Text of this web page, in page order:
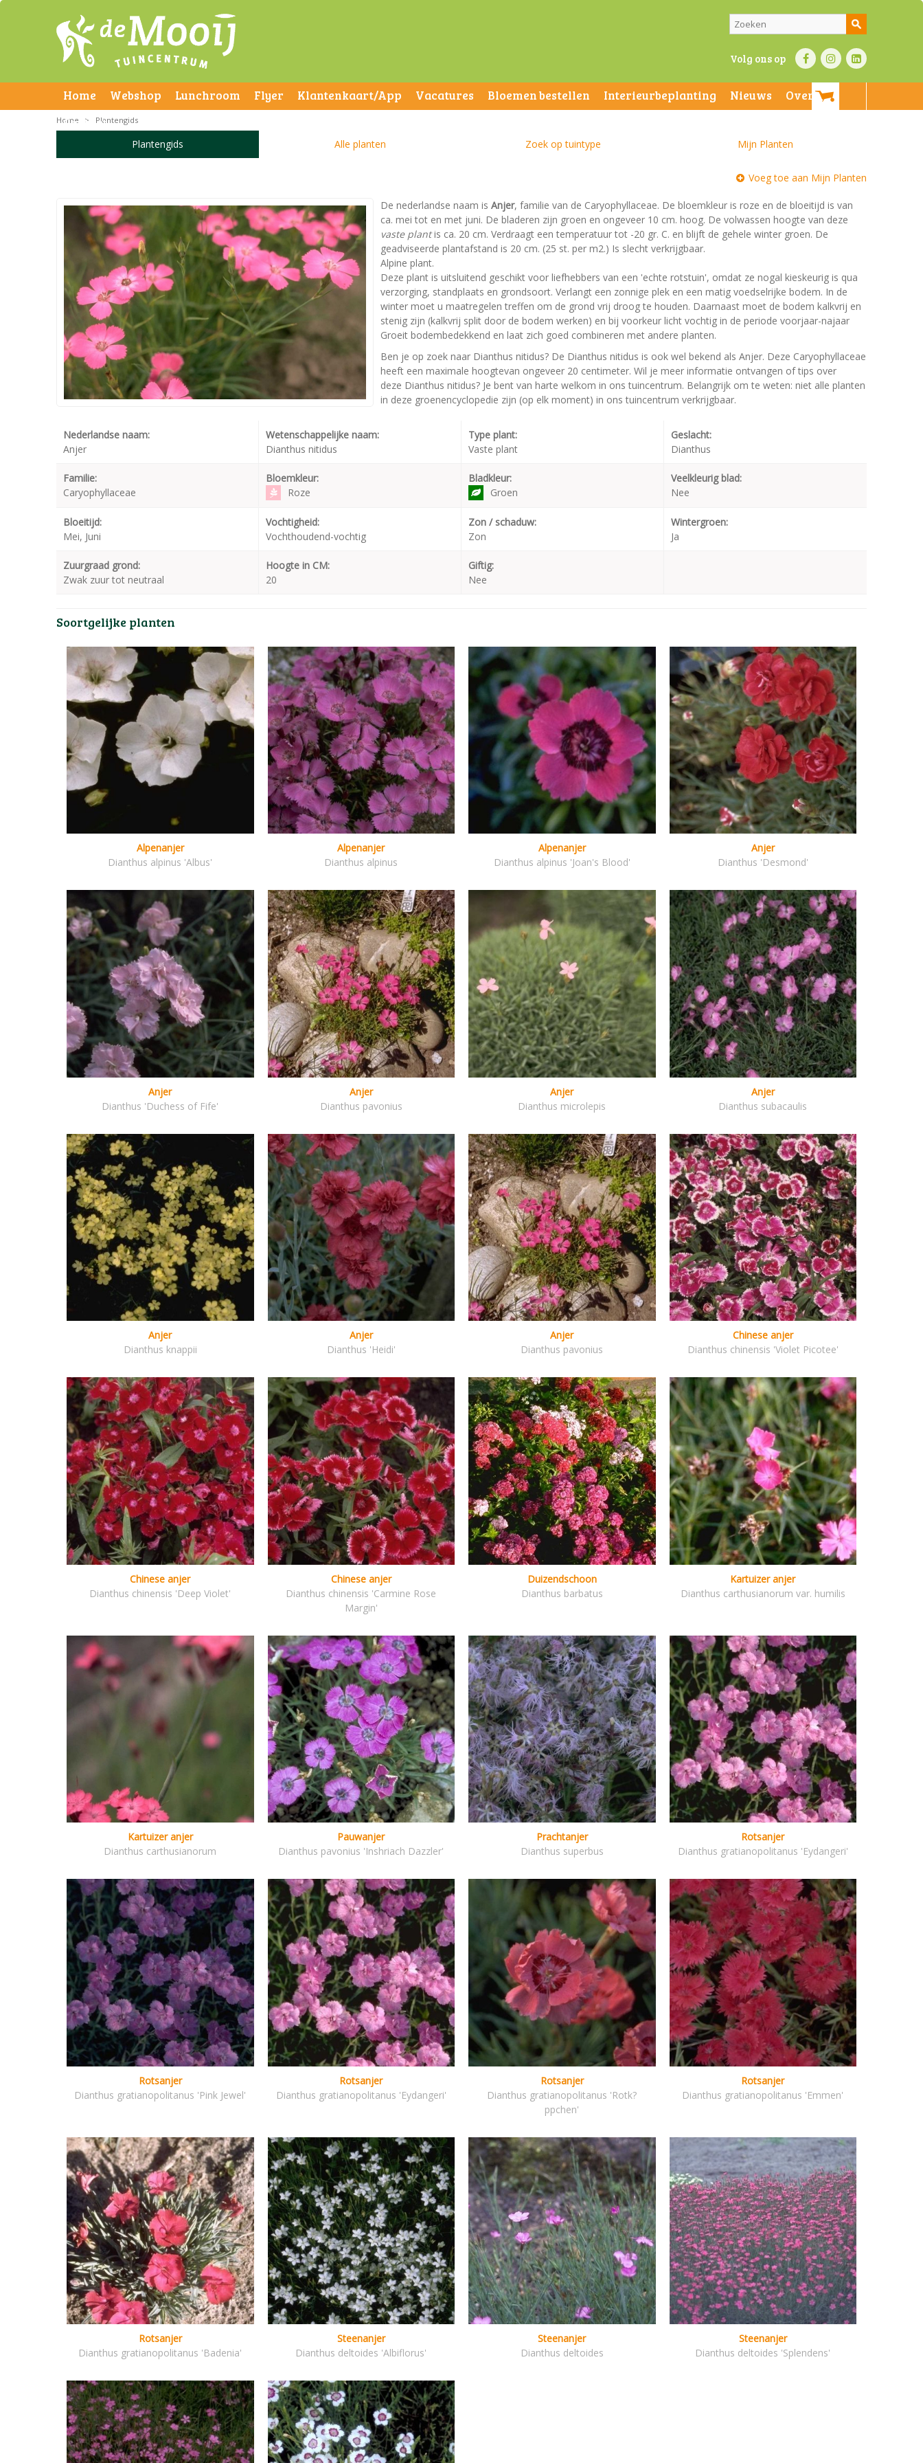
Volg ons op
Home Webshop Lunchroom Flyer Klantenkaart/App Vacatures Bloemen bestellen Interieurbeplanting Nieuws
Over ons
Contact
Home > Plantengids
Plantengids Alle planten Zoek op tuintype Mijn Planten
Voeg toe aan Mijn Planten
De nederlandse naam is Anjer, familie van de Caryophyllaceae. De bloemkleur is roze en de bloeitijd is van
ca. mei tot en met juni. De bladeren zijn groen en ongeveer 10 cm. hoog. De volwassen hoogte van deze
vaste plantis ca. 20 cm. Verdraagt een temperatuur tot -20 gr. C. en blijft de gehele winter groen. De
geadviseerde plantafstand is 20 cm. (25 st. per m2.) Is slecht verkrijgbaar.
Alpine plant.
Deze plant is uitsluitend geschikt voor liefhebbers van een 'echte rotstuin', omdat ze nogal kieskeurig is qua
verzorging, standplaats en grondsoort. Verlangt een zonnige plek en een matig voedselrijke bodem. In de
winter moet u maatregelen treffen om de grond vrij droog te houden. Daarnaast moet de bodem kalkvrij en
stenig zijn (kalkvrij split door de bodem werken) en bij voorkeur licht vochtig in de periode voorjaar-najaar
Groeit bodembedekkend en laat zich goed combineren met andere planten.
Ben je op zoek naar Dianthus nitidus? De Dianthus nitidus is ook wel bekend als Anjer. Deze Caryophyllaceae
heeft een maximale hoogtevan ongeveer 20 centimeter. Wil je meer informatie ontvangen of tips over
deze Dianthus nitidus? Je bent van harte welkom in ons tuincentrum. Belangrijk om te weten: niet alle planten
in deze groenencyclopedie zijn (op elk moment) in ons tuincentrum verkrijgbaar.
Nederlandse naam:
Anjer
Wetenschappelijke naam:
Dianthus nitidus
Type plant:
Vaste plant
Geslacht:
Dianthus
Familie:
Caryophyllaceae
Bloemkleur:
Roze
Bladkleur:
Groen
Veelkleurig blad:
Nee
Bloeitijd:
Mei, Juni
Vochtigheid:
Vochthoudend-vochtig
Zon / schaduw:
Zon
Wintergroen:
Ja
Zuurgraad grond:
Zwak zuur tot neutraal
Hoogte in CM:
20
Giftig:
Nee
Soortgelijke planten
Alpenanjer
Dianthus alpinus 'Albus'
Alpenanjer
Dianthus alpinus
Alpenanjer
Dianthus alpinus 'Joan's Blood'
Anjer
Dianthus 'Desmond'
Anjer
Dianthus 'Duchess of Fife'
Anjer
Dianthus pavonius
Anjer
Dianthus microlepis
Anjer
Dianthus subacaulis
Anjer
Dianthus knappii
Anjer
Dianthus 'Heidi'
Anjer
Dianthus pavonius
Chinese anjer
Dianthus chinensis 'Violet Picotee'
Chinese anjer
Dianthus chinensis 'Deep Violet'
Chinese anjer
Dianthus chinensis 'Carmine Rose
Margin'
Duizendschoon
Dianthus barbatus
Kartuizer anjer
Dianthus carthusianorum var. humilis
Kartuizer anjer
Dianthus carthusianorum
Pauwanjer
Dianthus pavonius 'Inshriach Dazzler'
Prachtanjer
Dianthus superbus
Rotsanjer
Dianthus gratianopolitanus 'Eydangeri'
Rotsanjer
Dianthus gratianopolitanus 'Pink Jewel'
Rotsanjer
Dianthus gratianopolitanus 'Eydangeri'
Rotsanjer
Dianthus gratianopolitanus 'Rotk?
ppchen'
Rotsanjer
Dianthus gratianopolitanus 'Emmen'
Rotsanjer
Dianthus gratianopolitanus 'Badenia'
Steenanjer
Dianthus deltoides 'Albiflorus'
Steenanjer
Dianthus deltoides
Steenanjer
Dianthus deltoides 'Splendens'